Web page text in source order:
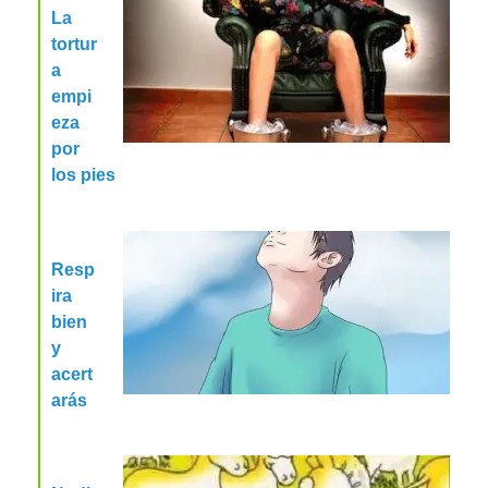
La
tortur
a
empi
eza
por
los pies
Resp
ira
bien
y
acert
arás